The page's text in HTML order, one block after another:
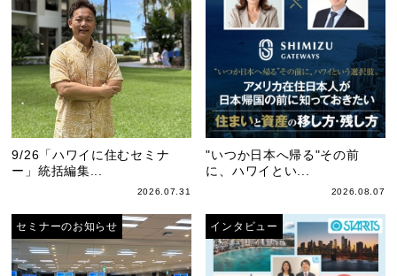
9/26「ハワイに住むセミナ
ー」統括編集...
2026.07.31
"いつか日本へ帰る"その前
に、ハワイとい...
2026.08.07
セミナーのお知らせ インタビュー